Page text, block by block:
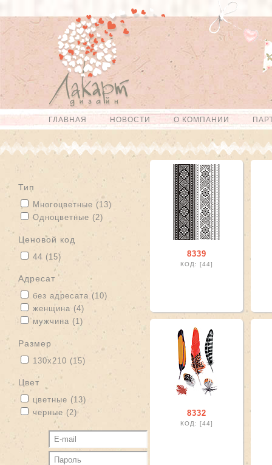
Перейти к
основному
содержанию
Skip to
navigation
Главное меню
ГЛАВНАЯ НОВОСТИ О КОМПАНИИ
тип
Apply Многоцветные filter
Многоцветные (13) Apply Многоцветные filter
Apply Одноцветные filter
Одноцветные (2) Apply Одноцветные filter
Ценовой код
Apply 44 filter
44 (15) Apply 44 filter
адресат
Apply без адресата filter
без адресата (10)
Apply женщина filter
женщина (4) Apply женщина filter
Apply мужчина filter
мужчина (1) Apply мужчина filter
размер
Apply 130х210 filter
130х210 (15) Apply 130х210 filter
цвет
Apply цветные filter
цветные (13) Apply цветные filter
Apply черные filter
черные (2)Apply черные filter
8339
КОД: [44]
8332
КОД: [44]